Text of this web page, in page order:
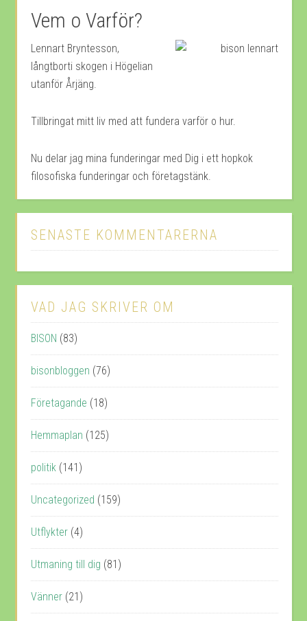
Vem o Varför?
Lennart Bryntesson,
långtborti skogen i Högelian
utanför Årjäng.
Tillbringat mitt liv med att fundera varför o hur.
Nu delar jag mina funderingar med Dig i ett hopkok
filosofiska funderingar och företagstänk.
SENASTE KOMMENTARERNA
VAD JAG SKRIVER OM
BISON (83)
bisonbloggen (76)
Företagande (18)
Hemmaplan (125)
politik (141)
Uncategorized (159)
Utflykter (4)
Utmaning till dig (81)
Vänner (21)